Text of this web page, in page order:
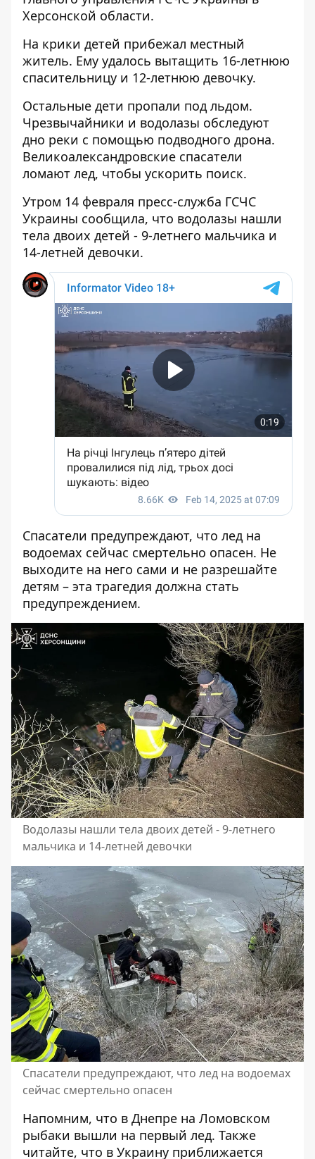
Херсонской области.
На крики детей прибежал местный
житель. Ему удалось вытащить 16-летнюю
спасительницу и 12-летнюю девочку.
Остальные дети пропали под льдом.
Чрезвычайники и водолазы обследуют
дно реки с помощью подводного дрона.
Великоалександровские спасатели
ломают лед, чтобы ускорить поиск.
Утром 14 февраля пресс-служба ГСЧС
Украины сообщила, что водолазы нашли
тела двоих детей - 9-летнего мальчика и
14-летней девочки.
Спасатели предупреждают, что лед на
водоемах сейчас смертельно опасен. Не
выходите на него сами и не разрешайте
детям – эта трагедия должна стать
предупреждением.
Водолазы нашли тела двоих детей - 9-летнего
мальчика и 14-летней девочки
Спасатели предупреждают, что лед на водоемах
сейчас смертельно опасен
Напомним, что в Днепре на Ломовском
рыбаки вышли на первый лед. Также
читайте, что в Украину приближается